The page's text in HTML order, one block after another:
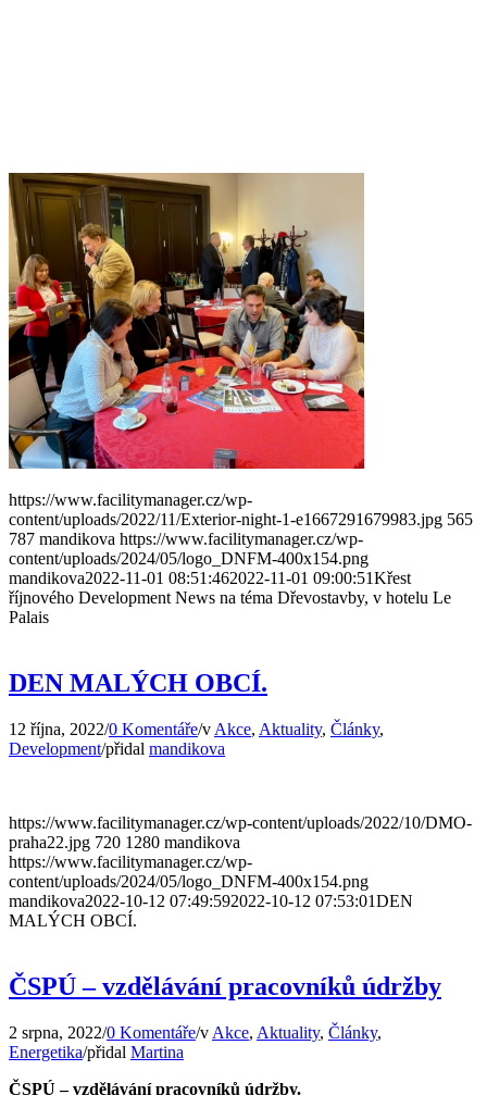
https://www.facilitymanager.cz/wp-
content/uploads/2022/11/Exterior-night-1-e1667291679983.jpg 565
787 mandikova https://www.facilitymanager.cz/wp-
content/uploads/2024/05/logo_DNFM-400x154.png
mandikova2022-11-01 08:51:462022-11-01 09:00:51Křest
říjnového Development News na téma Dřevostavby, v hotelu Le
Palais
DEN MALÝCH OBCÍ.
12 října, 2022/0 Komentáře/v Akce, Aktuality, Články,
Development/přidal mandikova
https://www.facilitymanager.cz/wp-content/uploads/2022/10/DMO-
praha22.jpg 720 1280 mandikova
https://www.facilitymanager.cz/wp-
content/uploads/2024/05/logo_DNFM-400x154.png
mandikova2022-10-12 07:49:592022-10-12 07:53:01DEN
MALÝCH OBCÍ.
ČSPÚ – vzdělávání pracovníků údržby
2 srpna, 2022/0 Komentáře/v Akce, Aktuality, Články,
Energetika/přidal Martina
ČSPÚ – vzdělávání pracovníků údržby.